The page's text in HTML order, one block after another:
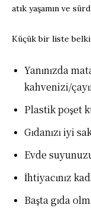
atık yaşamın ve
Küçük bir liste belki
Yanınızda
kahvenizi/
Plastik poşet
Gıdanızı iyi
Evde
İhtiyacınız
Başta gıda